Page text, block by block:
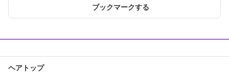
ブックマークする
ヘアトップ